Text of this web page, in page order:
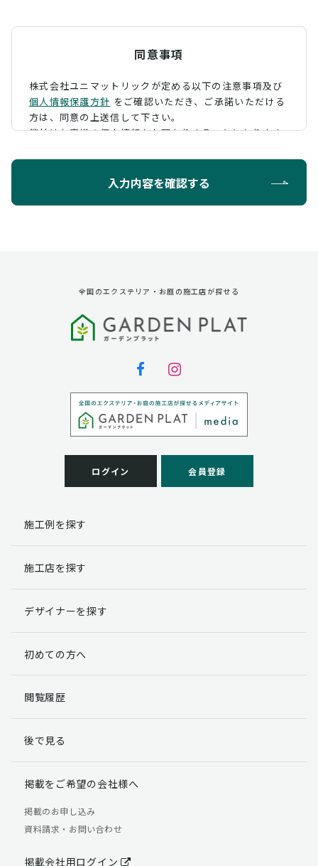
同意事項
株式会社ユニマットリックが定める以下の注意事項及び
個人情報保護方針 をご確認いただき、 ご承諾いただける
方は、同意の上送信して下さい。
弊社はお客様の個人情報をお預かりすることになります
ように定め、保護に努めております。
第三者への提供
弊社は法律で定められている場合を除いて、お客様の個
個人情報の取扱い業務の委託
弊社は事業運営上、お客様により良いサービスを提供す
るために業務の一部を外部に委託しており、業務委託先
客様には、貴殿の個人情報の利用目的の通知、開示、訂
理・機密保持などによりお客様の個人情報の漏洩防止に
個人情報提出の任意性
す。
らかじめご了承ください。
個人情報の開示請求について
る権利があります。
「個人情報の取り扱いについて」
【お問合せ先】 個人情報問合せ窓口
TEL：03-5411-7891（平日9:00 ～ 18:00）
入力内容を確認する
全国のエクステリア・お庭の施工店が探せる
ログイン 会員登録
施工例を探す
施工店を探す
デザイナーを探す
初めての方へ
閲覧履歴
後で見る
掲載をご希望の会社様へ
掲載のお申し込み
資料請求・お問い合わせ
掲載会社用ログイン